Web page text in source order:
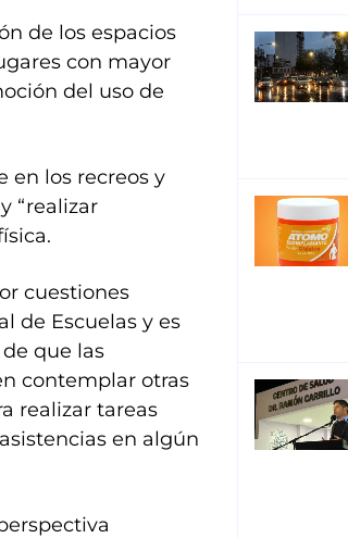
de los espacios
con mayor
del uso de
en los recreos y
“realizar
cuestiones
de Escuelas y es
que las
contemplar otras
realizar tareas
en algún